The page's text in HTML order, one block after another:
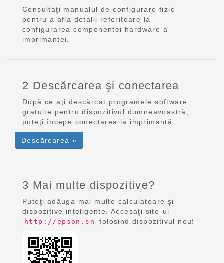
Consultaţi manualul de configurare fizic
pentru a afla detalii referitoare la
configurarea componentei hardware a
imprimantei.
2 Descărcarea şi conectarea
După ce aţi descărcat programele software
gratuite pentru dispozitivul dumneavoastră,
puteţi începe conectarea la imprimantă.
Descărcarea »
3 Mai multe dispozitive?
Puteţi adăuga mai multe calculatoare şi
dispozitive inteligente. Accesaţi site-ul
http://epson.sn folosind dispozitivul nou!